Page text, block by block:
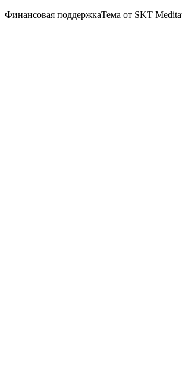
Финансовая поддержкаТема от SKT